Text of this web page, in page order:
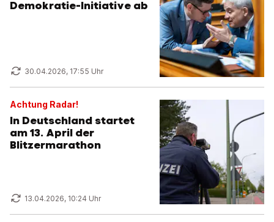
Demokratie-Initiative ab
30.04.2026, 17:55 Uhr
Achtung Radar!
In Deutschland startet
am 13. April der
Blitzermarathon
13.04.2026, 10:24 Uhr